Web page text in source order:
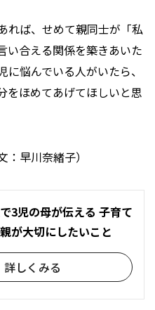
れば、せめて親同士が「私
い合える関係を築きあいた
悩んでいる人がいたら、
をほめてあげてほしいと思
早川奈緒子）
3児の母が伝える 子育て
が大切にしたいこと
詳しくみる